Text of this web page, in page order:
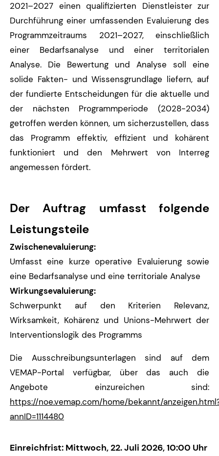
2021–2027 einen qualifizierten Dienstleister zur
Durchführung einer umfassenden Evaluierung des
Programmzeitraums 2021–2027, einschließlich
einer Bedarfsanalyse und einer territorialen
Analyse. Die Bewertung und Analyse soll eine
solide Fakten- und Wissensgrundlage liefern, auf
der fundierte Entscheidungen für die aktuelle und
der nächsten Programmperiode (2028-2034)
getroffen werden können, um sicherzustellen, dass
das Programm effektiv, effizient und kohärent
funktioniert und den Mehrwert von Interreg
angemessen fördert.
Der Auftrag umfasst folgende
Leistungsteile
Zwischenevaluierung:
Umfasst eine kurze operative Evaluierung sowie
eine Bedarfsanalyse und eine territoriale Analyse
Wirkungsevaluierung:
Schwerpunkt auf den Kriterien Relevanz,
Wirksamkeit, Kohärenz und Unions-Mehrwert der
Interventionslogik des Programms
Die Ausschreibungsunterlagen sind auf dem
VEMAP-Portal verfügbar, über das auch die
Angebote einzureichen sind:
https://noe.vemap.com/home/bekannt/
annID=1114480
Einreichfrist: Mittwoch, 22. Juli 2026, 10:00 Uhr